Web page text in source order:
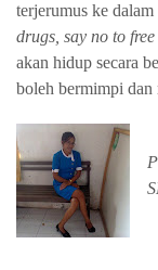
terjerumus ke dalam
drugs, say no to
akan hidup secara
boleh bermimpi dan